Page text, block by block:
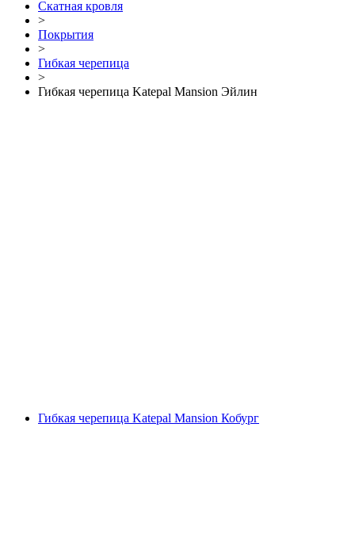
Скатная кровля
>
Покрытия
>
Гибкая черепица
>
Гибкая черепица Katepal Mansion Эйлин
Гибкая черепица Katepal Mansion Кобург